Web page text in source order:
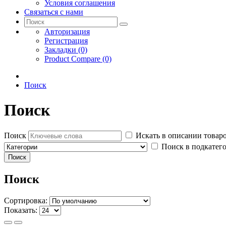
Условия соглашения
Связаться с нами
Авторизация
Регистрация
Закладки (0)
Product Compare (0)
Поиск
Поиск
Поиск
Искать в описании
Поиск в
Поиск
Сортировка:
Показать: